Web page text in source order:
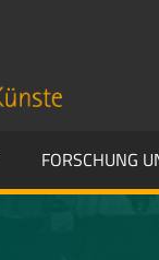
FORSCHUNG